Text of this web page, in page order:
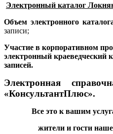
Электронный каталог
Объем электронного
записи;
Участие в корпоративном
электронный краеведческий
записей.
Электронная
«КонсультантПлюс».
Все это к вашим
жители и гости